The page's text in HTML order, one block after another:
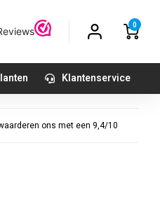
0
Klantenservice
ons met een 9,4/10